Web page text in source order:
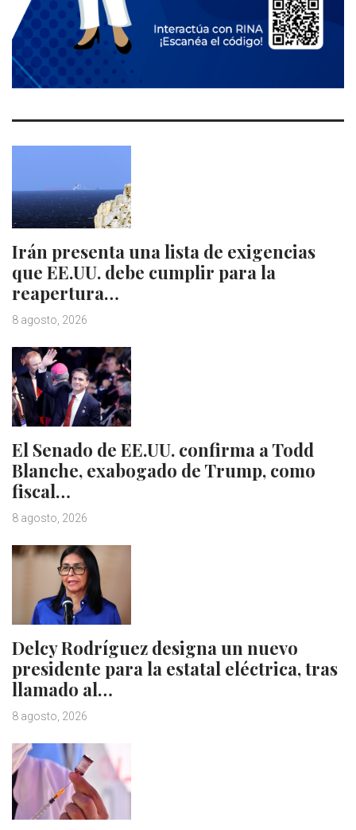
Irán presenta una lista de exigencias
que EE.UU. debe cumplir para la
reapertura…
8 agosto, 2026
El Senado de EE.UU. confirma a Todd
Blanche, exabogado de Trump, como
fiscal…
8 agosto, 2026
Delcy Rodríguez designa un nuevo
presidente para la estatal eléctrica, tras
llamado al…
8 agosto, 2026